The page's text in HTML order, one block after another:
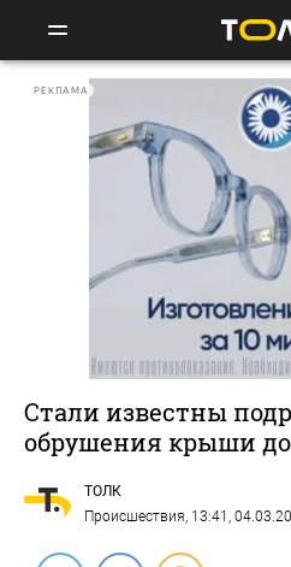
РЕКЛАМА
Стали известны
обрушения крыши
ТОЛК
Происшествия, 13:41,